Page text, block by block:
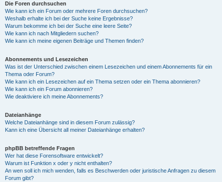
Die Foren durchsuchen
Wie kann ich ein Forum oder mehrere Foren durchsuchen?
Weshalb erhalte ich bei der Suche keine Ergebnisse?
Warum bekomme ich bei der Suche eine leere Seite?
Wie kann ich nach Mitgliedern suchen?
Wie kann ich meine eigenen Beiträge und Themen finden?
Abonnements und Lesezeichen
Was ist der Unterschied zwischen einem Lesezeichen und einem Abonnements für ein
Thema oder Forum?
Wie kann ich ein Lesezeichen auf ein Thema setzen oder ein Thema abonnieren?
Wie kann ich ein Forum abonnieren?
Wie deaktiviere ich meine Abonnements?
Dateianhänge
Welche Dateianhänge sind in diesem Forum zulässig?
Kann ich eine Übersicht all meiner Dateianhänge erhalten?
phpBB betreffende Fragen
Wer hat diese Forensoftware entwickelt?
Warum ist Funktion x oder y nicht enthalten?
An wen soll ich mich wenden, falls es Beschwerden oder juristische Anfragen zu diesem
Forum gibt?